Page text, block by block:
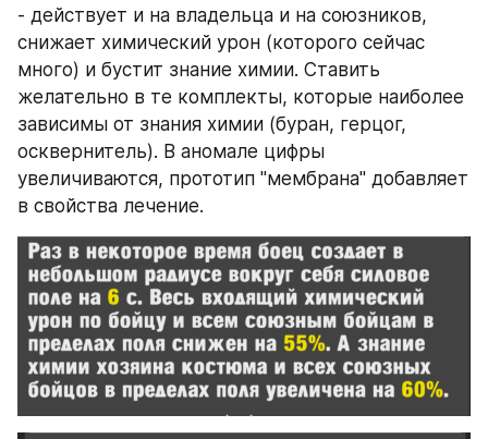
- действует и на владельца и на союзников,
снижает химический урон (которого сейчас
много) и бустит знание химии. Ставить
желательно в те комплекты, которые наиболее
зависимы от знания химии (буран, герцог,
осквернитель). В аномале цифры
увеличиваются, прототип "мембрана" добавляет
в свойства лечение.